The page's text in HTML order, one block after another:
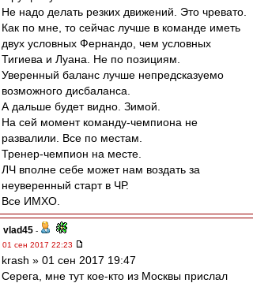
Не надо делать резких движений. Это чревато.
Как по мне, то сейчас лучше в команде иметь
двух условных Фернандо, чем условных
Тигиева и Луана. Не по позициям.
Уверенный баланс лучше непредсказуемо
возможного дисбаланса.
А дальше будет видно. Зимой.
На сей момент команду-чемпиона не
развалили. Все по местам.
Тренер-чемпион на месте.
ЛЧ вполне себе может нам воздать за
неуверенный старт в ЧР.
Все ИМХО.
vlad45 -
01 сен 2017 22:23
krash » 01 сен 2017 19:47
Серега, мне тут кое-кто из Москвы прислал